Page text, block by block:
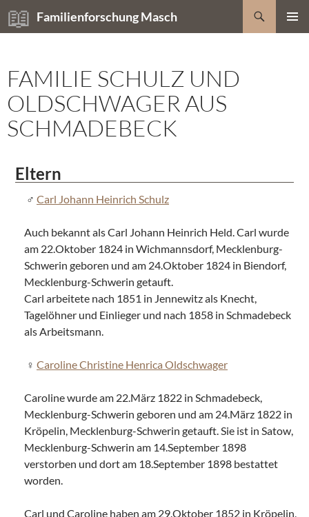
Zum
Inhalt
Familienforschung Masch
Suchen
FAMILIE SCHULZ UND
OLDSCHWAGER AUS
SCHMADEBECK
Eltern
Carl Johann Heinrich Schulz
Auch bekannt als Carl Johann Heinrich Held. Carl wurde
am 22.Oktober 1824 in Wichmannsdorf, Mecklenburg-
Schwerin geboren und am 24.Oktober 1824 in Biendorf,
Mecklenburg-Schwerin getauft.
Carl arbeitete nach 1851 in Jennewitz als Knecht,
Tagelöhner und Einlieger und nach 1858 in Schmadebeck
als Arbeitsmann.
Caroline Christine Henrica Oldschwager
Caroline wurde am 22.März 1822 in Schmadebeck,
Mecklenburg-Schwerin geboren und am 24.März 1822 in
Kröpelin, Mecklenburg-Schwerin getauft. Sie ist in Satow,
Mecklenburg-Schwerin am 14.September 1898
verstorben und dort am 18.September 1898 bestattet
worden.
Carl und Caroline haben am 29.Oktober 1852 in Kröpelin,